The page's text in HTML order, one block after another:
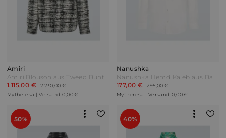
Amiri
Amiri Blouson aus Tweed Bunt
1.115,00 €
2.230,00 €
Mytheresa | Versand: 0,00 €
Nanushka
Nanushka Hemd Kaleb aus Baumwolle Weiß
177,00 €
295,00 €
Mytheresa | Versand: 0,00 €
50% 40%